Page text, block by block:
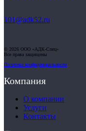
101@adk52.ru
© 2026 ООО «АДК-Спец»
Все права защищены
Политика конфиденциальности
Компания
О компании
Услуги
Контакты